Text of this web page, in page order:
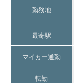
勤務地
最寄駅
マイカー通勤
転勤